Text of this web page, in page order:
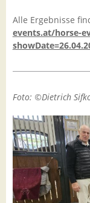
Alle Ergebnisse
events.at/horse-
Foto: ©Dietrich